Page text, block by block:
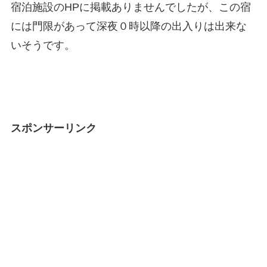
宿泊施設のHPに掲載ありませんでしたが、この宿
には門限があって深夜０時以降の出入りは出来な
いそうです。
スポンサーリンク